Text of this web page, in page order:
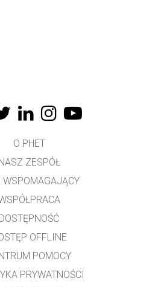
O PHET
ZESPÓŁ
WSPOMAGAJĄCY
DOSTĘPNOŚĆ
OFFLINE
POMOCY
PRYWATNOŚCI